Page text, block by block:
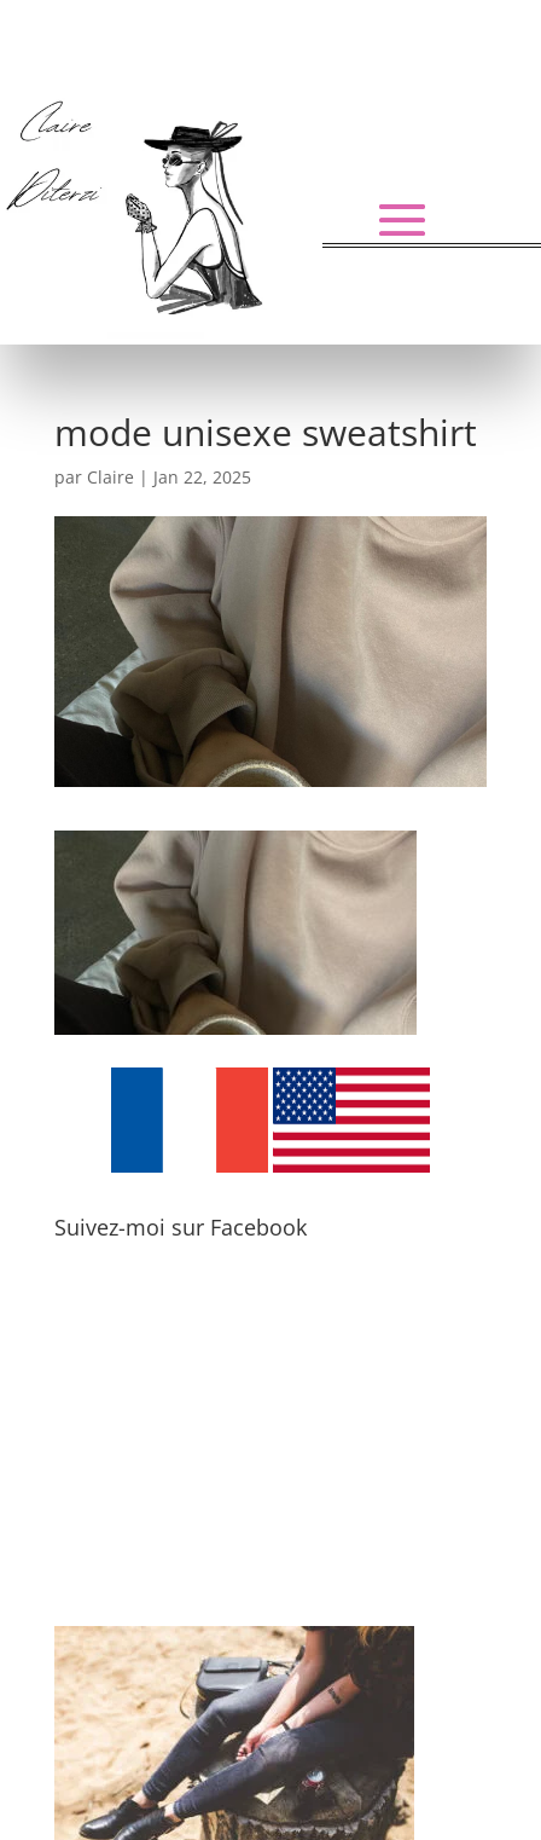
mode unisexe sweatshirt
par Claire | Jan 22, 2025
Suivez-moi sur Facebook